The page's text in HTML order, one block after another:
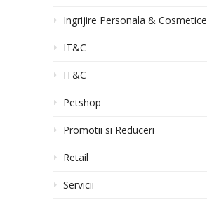
Ingrijire Personala & Cosmetice
IT&C
IT&C
Petshop
Promotii si Reduceri
Retail
Servicii